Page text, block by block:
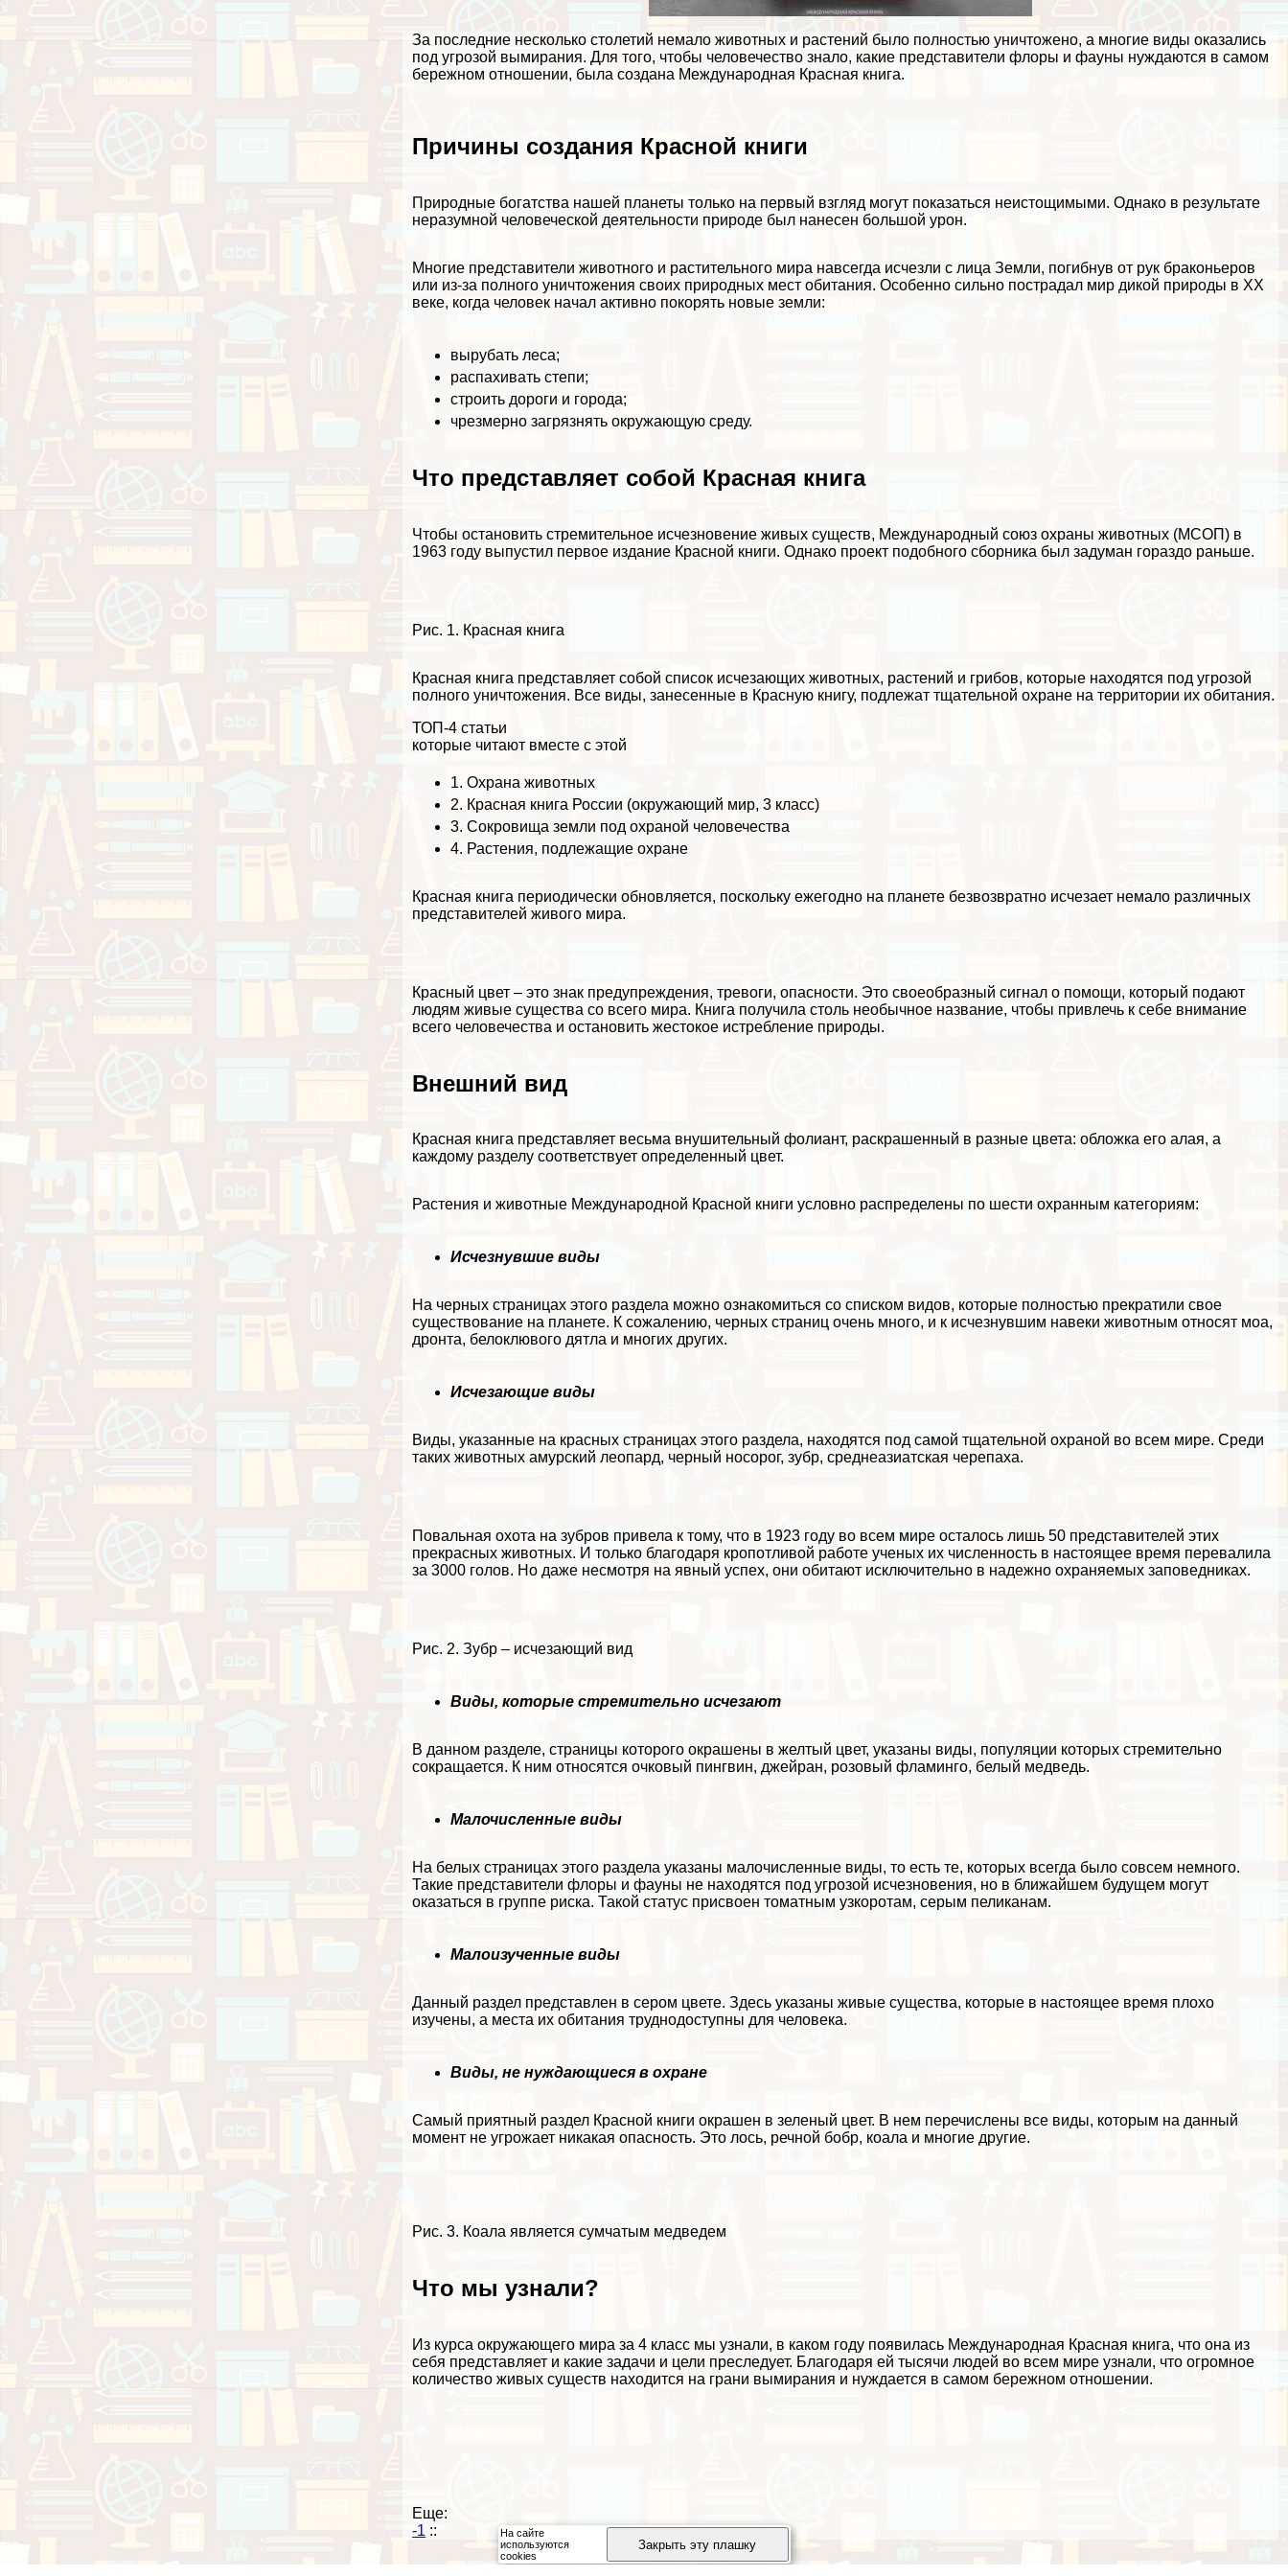
За последние несколько столетий немало животных и растений было полностью уничтожено, а многие виды оказались
под угрозой вымирания. Для того, чтобы человечество знало, какие представители флоры и фауны нуждаются в самом
бережном отношении, была создана Международная Красная книга.
Причины создания Красной книги
Природные богатства нашей планеты только на первый взгляд могут показаться неистощимыми. Однако в результате
неразумной человеческой деятельности природе был нанесен большой урон.
Многие представители животного и растительного мира навсегда исчезли с лица Земли, погибнув от рук бpaконьеров
или из-за полного уничтожения своих природных мест обитания. Особенно сильно пострадал мир дикой природы в ХХ
веке, когда человек начал активно покорять новые земли:
вырубать леса;
распахивать степи;
строить дороги и города;
чрезмерно загрязнять окружающую среду.
Что представляет собой Красная книга
Чтобы остановить стремительное исчезновение живых существ, Международный союз охраны животных (МСОП) в
1963 году выпустил первое издание Красной книги. Однако проект подобного сборника был задуман гораздо раньше.
Рис. 1. Красная книга
Красная книга представляет собой список исчезающих животных, растений и грибов, которые находятся под угрозой
полного уничтожения. Все виды, занесенные в Красную книгу, подлежат тщательной охране на территории их обитания.
ТОП-4 статьи
которые читают вместе с этой
1. Охрана животных
2. Красная книга России (окружающий мир, 3 класс)
3. Сокровища земли под охраной человечества
4. Растения, подлежащие охране
Красная книга периодически обновляется, поскольку ежегодно на планете безвозвратно исчезает немало различных
представителей живого мира.
Красный цвет – это знак предупреждения, тревоги, опасности. Это своеобразный сигнал о помощи, который подают
людям живые существа со всего мира. Книга получила столь необычное название, чтобы привлечь к себе внимание
всего человечества и остановить жестокое истрeбление природы.
Внешний вид
Красная книга представляет весьма внушительный фолиант, раскрашенный в разные цвета: обложка его алая, а
каждому разделу соответствует определенный цвет.
Растения и животные Международной Красной книги условно распределены по шести охранным категориям:
Исчезнувшие виды
На черных страницах этого раздела можно ознакомиться со списком видов, которые полностью прекратили свое
существование на планете. К сожалению, черных страниц очень много, и к исчезнувшим навеки животным относят моа,
дронта, белоклювого дятла и многих других.
Исчезающие виды
Виды, указанные на красных страницах этого раздела, находятся под самой тщательной охраной во всем мире. Среди
таких животных амурский леопард, черный носорог, зубр, среднеазиатская черепаха.
Повальная охота на зубров привела к тому, что в 1923 году во всем мире осталось лишь 50 представителей этих
прекрасных животных. И только благодаря кропотливой работе ученых их численность в настоящее время перевалила
за 3000 голов. Но даже несмотря на явный успех, они обитают исключительно в надежно охраняемых заповедниках.
Рис. 2. Зубр – исчезающий вид
Виды, которые стремительно исчезают
В данном разделе, страницы которого окрашены в желтый цвет, указаны виды, популяции которых стремительно
сокращается. К ним относятся очковый пингвин, джейран, розовый фламинго, белый медведь.
Малочисленные виды
На белых страницах этого раздела указаны малочисленные виды, то есть те, которых всегда было совсем немного.
Такие представители флоры и фауны не находятся под угрозой исчезновения, но в ближайшем будущем могут
оказаться в группе риска. Такой статус присвоен томатным узкоротам, серым пеликанам.
Малоизученные виды
Данный раздел представлен в сером цвете. Здесь указаны живые существа, которые в настоящее время плохо
изучены, а места их обитания труднодоступны для человека.
Виды, не нуждающиеся в охране
Самый приятный раздел Красной книги окрашен в зеленый цвет. В нем перечислены все виды, которым на данный
момент не угрожает никакая опасность. Это лось, речной бобр, коала и многие другие.
Рис. 3. Коала является сумчатым медведем
Что мы узнали?
Из курса окружающего мира за 4 класс мы узнали, в каком году появилась Международная Красная книга, что она из
себя представляет и какие задачи и цели преследует. Благодаря ей тысячи людей во всем мире узнали, что огромное
количество живых существ находится на грани вымирания и нуждается в самом бережном отношении.
Еще:
-1 ::
На сайте
используются
cookies
Закрыть эту плашку